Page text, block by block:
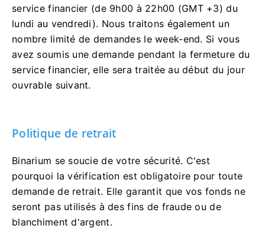
service financier (de 9h00 à 22h00 (GMT +3) du
lundi au vendredi). Nous traitons également un
nombre limité de demandes le week-end. Si vous
avez soumis une demande pendant la fermeture du
service financier, elle sera traitée au début du jour
ouvrable suivant.
Politique de retrait
Binarium se soucie de votre sécurité. C'est
pourquoi la vérification est obligatoire pour toute
demande de retrait. Elle garantit que vos fonds ne
seront pas utilisés à des fins de fraude ou de
blanchiment d'argent.